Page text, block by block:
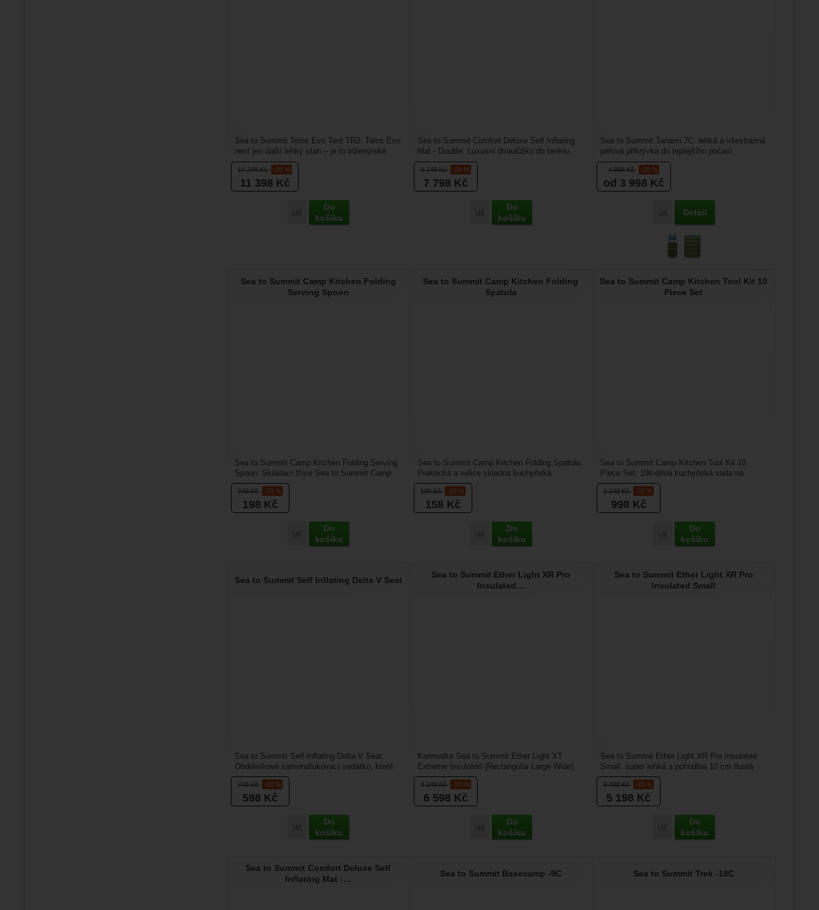
14 248Kč -20 %
11 398 Kč
Přidat 'Sea to Summit Telos Evo Tent TR2' k porovnání
Do
košíku
Sea to Summit Telos Evo Tent TR2: Telos Evo
není jen další lehký stan – je to inženýrské
dílo, které...
9 748Kč -20 %
7 798 Kč
Přidat 'Sea to Summit Comfort Deluxe Self Inflating Mat - Double' k porovnání
Do
košíku
Sea to Summit Comfort Deluxe Self Inflating
Mat - Double: Luxusní dvoulůžko do terénu.
Karimatka Comfort...
4 998Kč -20 %
od 3 998 Kč
Přidat 'Sea to Summit Tanami 7C' k
Detail
Sea to Summit Tanami 7C: lehká a všestranná
péřová přikrývka do teplejšího počasí.
Přikrývka je plněna...
Sea to Summit Camp Kitchen Folding
Serving Spoon
248Kč -20 %
198 Kč
Přidat 'Sea to Summit Camp Kitchen Folding Serving Spoon' k porovnání
Do
košíku
Sea to Summit Camp Kitchen Folding Serving
Spoon: Skládací lžíce Sea to Summit Camp
Kitchen Folding Serving...
Sea to Summit Camp Kitchen Folding
Spatula
198Kč -20 %
158 Kč
Přidat 'Sea to Summit Camp Kitchen Folding Spatula' k porovnání
Do
košíku
Sea to Summit Camp Kitchen Folding Spatula:
Praktická a velice skladná kuchyňská
obracečka, je vyrobena...
Sea to Summit Camp Kitchen Tool Kit 10
Piece Set
1 248Kč -20 %
998 Kč
Přidat 'Sea to Summit Camp Kitchen
Do
košíku
Sea to Summit Camp Kitchen Tool Kit 10
Piece Set: 10ti-dílná kuchyňská sada na
nádobí, nesmí chybět ve...
Sea to Summit Self Inflating Delta V Seat
748Kč -20 %
598 Kč
Přidat 'Sea to Summit Self Inflating Delta V Seat' k porovnání
Do
košíku
Sea to Summit Self Inflating Delta V Seat:
Obdélníkové samonafukovací sedátko, které
vám zajistí pohodlí...
Sea to Summit Ether Light XR Pro
Insulated…
8 248Kč -20 %
6 598 Kč
Přidat 'Sea to Summit Ether Light XR Pro Insulated Rectangular Large Wide' k porovnání
Do
košíku
Karimatka Sea to Summit Ether Light XT
Extreme Insulated (Rectangular Large Wide)
Tento model s označením...
Sea to Summit Ether Light XR Pro
Insulated Small
6 498Kč -20 %
5 198 Kč
Přidat 'Sea to Summit Ether Light XR
Do
košíku
Sea to Summit Ether Light XR Pro Insulated
Small: super lehká a pohodlná 10 cm tlustá
nafukovací karimatka...
Sea to Summit Comfort Deluxe Self
Inflating Mat -…
Sea to Summit Basecamp -9C Sea to Summit Trek -18C